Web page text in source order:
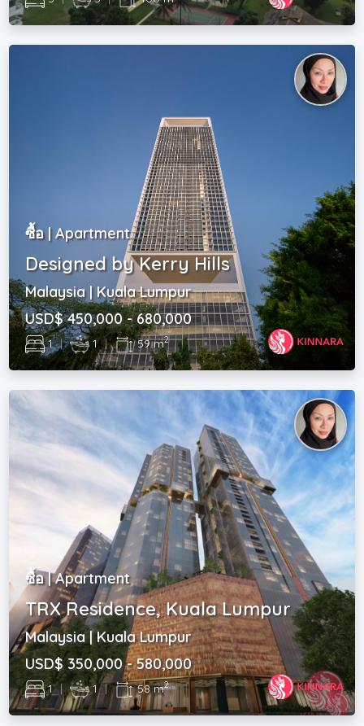
ซื้อ | Apartment
Designed by Kerry Hills
Malaysia | Kuala Lumpur
USD$ 450,000 - 680,000
1 | 1 | 59 m2
ซื้อ | Apartment
TRX Residence, Kuala Lumpur
Malaysia | Kuala Lumpur
USD$ 350,000 - 580,000
1 | 1 | 58 m2